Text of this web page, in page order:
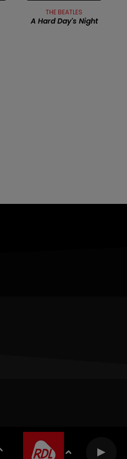
THE BEATLES
A Hard Day's Night